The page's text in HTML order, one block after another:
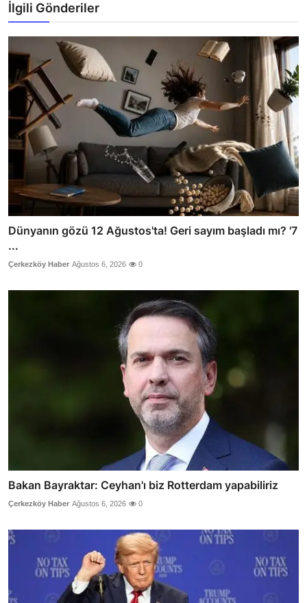
İlgili Gönderiler
Dünyanın gözü 12 Ağustos'ta! Geri sayım başladı mı? '7
...
Çerkezköy Haber Ağustos 6, 2026 0
Bakan Bayraktar: Ceyhan'ı biz Rotterdam yapabiliriz
Çerkezköy Haber Ağustos 6, 2026 0